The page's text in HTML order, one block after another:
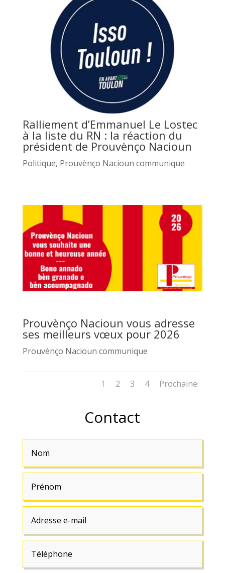
Ralliement d’Emmanuel Le Lostec
à la liste du RN : la réaction du
président de Prouvènço Nacioun
Politique, Prouvènço Nacioun communique
Prouvènço Nacioun vous adresse
ses meilleurs vœux pour 2026
Prouvènço Nacioun communique
1 2 3 4 Prochaine
Contact